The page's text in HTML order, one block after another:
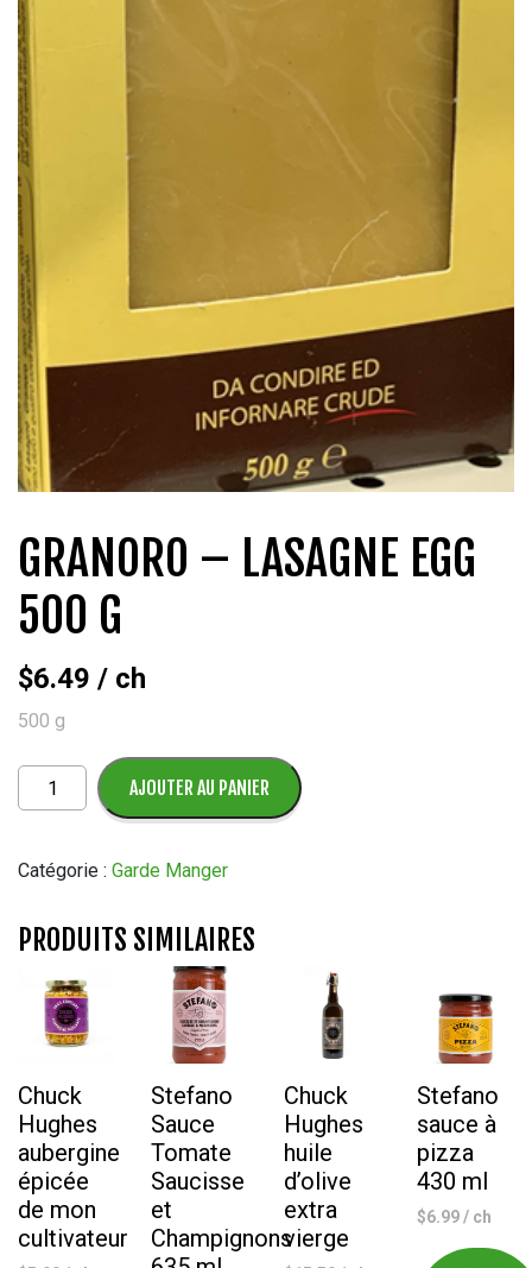
GRANORO – LASAGNE EGG
500 G
$6.49 / ch
500 g
quantité
de
–
500
AJOUTER AU PANIER
Catégorie : Garde Manger
PRODUITS SIMILAIRES
Chuck
Hughes
aubergine
épicée
de mon
cultivateur
Stefano
Sauce
Tomate
Saucisse
et
Champignons
Chuck
Hughes
huile
d’olive
extra
vierge
Stefano
sauce à
pizza
430 ml
$6.99/ ch